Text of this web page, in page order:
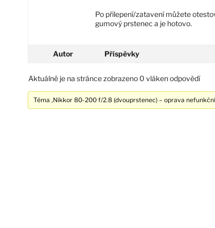
Po přilepení/zatavení můžete
gumový prstenec a je hotovo.
Autor Příspěvky
Aktuálně je na stránce zobrazeno 0 vláken odpovědí
Téma ‚Nikkor 80-200 f/2.8 (dvouprstenec) – oprava